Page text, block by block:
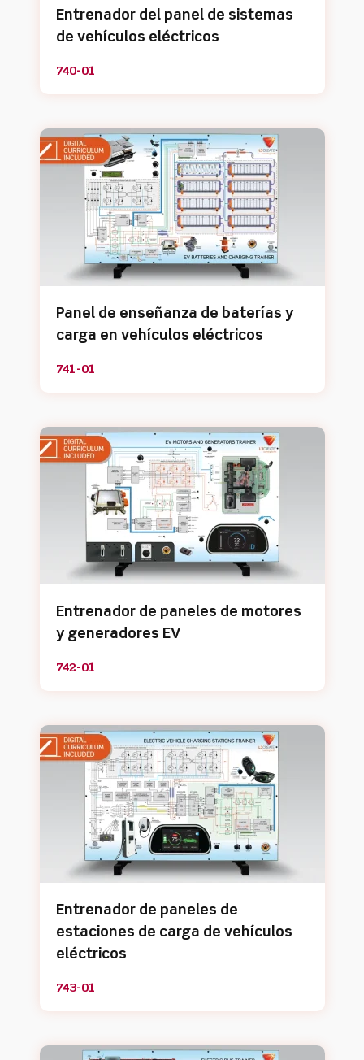
Entrenador del panel de sistemas
de vehículos eléctricos
740-01
Panel de enseñanza de baterías y
carga en vehículos eléctricos
741-01
Entrenador de paneles de motores
y generadores EV
742-01
Entrenador de paneles de
estaciones de carga de vehículos
eléctricos
743-01